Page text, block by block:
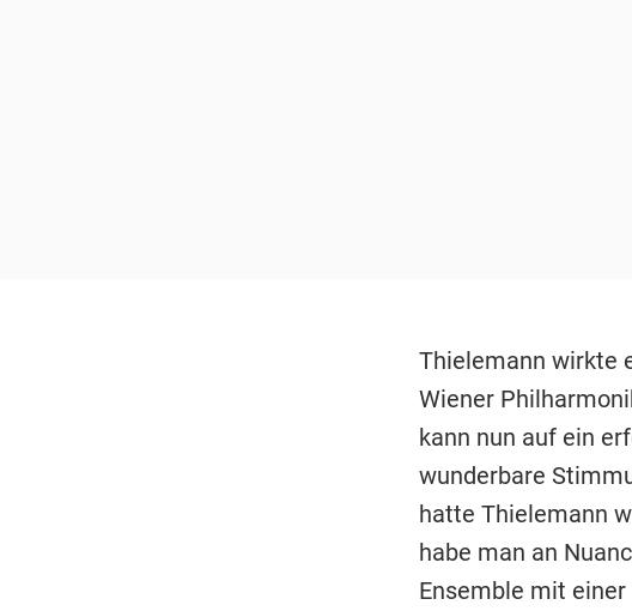
Thielemann wirkte
Wiener
kann nun auf ein
wunderbare
hatte Thielemann
habe man an
Ensemble mit